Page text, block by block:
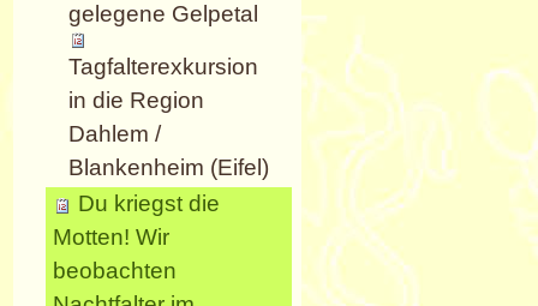
gelegene Gelpetal
Tagfalterexkursion
in die Region
Dahlem /
Blankenheim (Eifel)
Du kriegst die
Motten! Wir
beobachten